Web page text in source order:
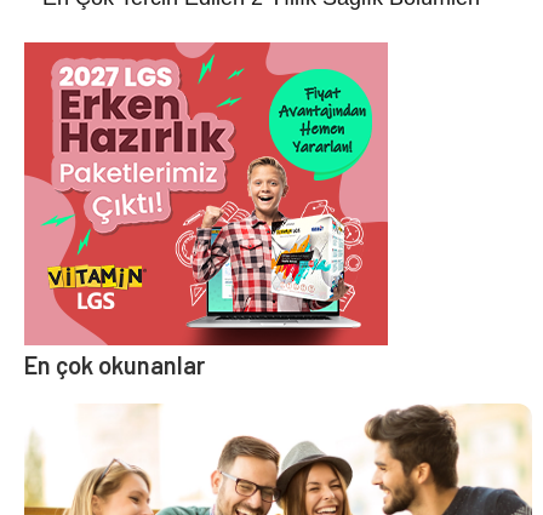
En çok okunanlar